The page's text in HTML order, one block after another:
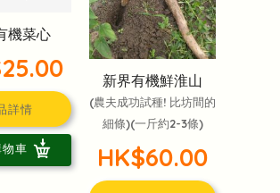
機菜心
詳情
車
新界有機鮮淮山
(農夫成功試種! 比坊間的
細條)(一斤約2-3條)
HK$60.00